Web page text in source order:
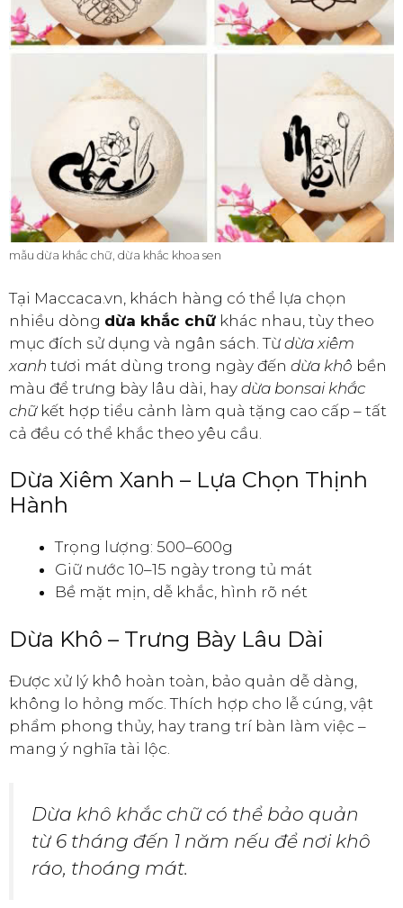
mẫu dừa khắc chữ, dừa khắc khoa sen
Tại Maccaca.vn, khách hàng có thể lựa chọn
nhiều dòng dừa khắc chữ khác nhau, tùy theo
mục đích sử dụng và ngân sách. Từ dừa xiêm
xanh tươi mát dùng trong ngày đến dừa khô bền
màu để trưng bày lâu dài, hay dừa bonsai khắc
chữkết hợp tiểu cảnh làm quà tặng cao cấp – tất
cả đều có thể khắc theo yêu cầu.
Dừa Xiêm Xanh – Lựa Chọn Thịnh
Hành
Trọng lượng: 500–600g
Giữ nước 10–15 ngày trong tủ mát
Bề mặt mịn, dễ khắc, hình rõ nét
Dừa Khô – Trưng Bày Lâu Dài
Được xử lý khô hoàn toàn, bảo quản dễ dàng,
không lo hỏng mốc. Thích hợp cho lễ cúng, vật
phẩm phong thủy, hay trang trí bàn làm việc –
mang ý nghĩa tài lộc.
Dừa khô khắc chữ có thể bảo quản
từ 6 tháng đến 1 năm nếu để nơi khô
ráo, thoáng mát.